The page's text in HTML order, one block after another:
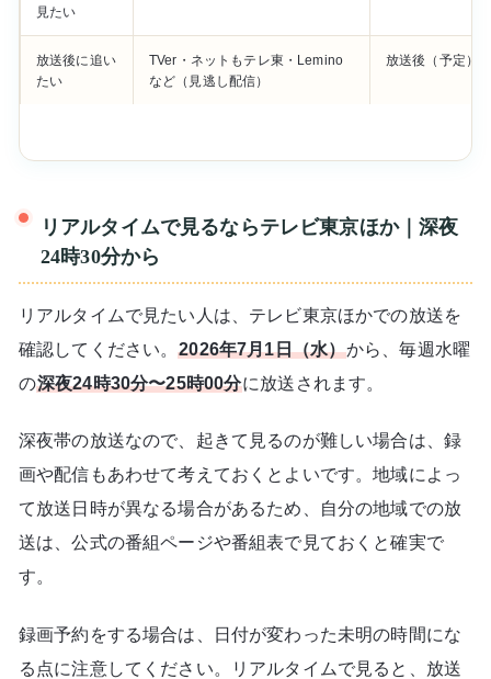
見たい
放送後に追い
たい
TVer・ネットもテレ東・Lemino
など（見逃し配信）
放送後（予定）
リアルタイムで見るならテレビ東京ほか｜深夜
24時30分から
リアルタイムで見たい人は、テレビ東京ほかでの放送を
確認してください。2026年7月1日（水）から、毎週水曜
の深夜24時30分〜25時00分に放送されます。
深夜帯の放送なので、起きて見るのが難しい場合は、録
画や配信もあわせて考えておくとよいです。地域によっ
て放送日時が異なる場合があるため、自分の地域での放
送は、公式の番組ページや番組表で見ておくと確実で
す。
録画予約をする場合は、日付が変わった未明の時間にな
る点に注意してください。リアルタイムで見ると、放送